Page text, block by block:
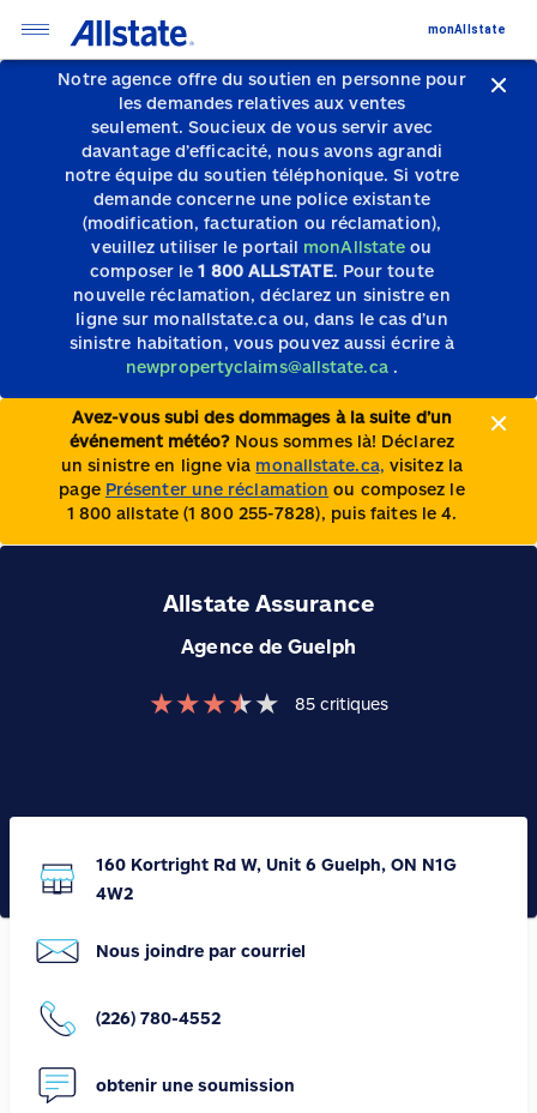
Notre agence offre du soutien en personne pour
les demandes relatives aux ventes
seulement.Soucieux de vous servir avec
davantage d’efficacité, nous avons agrandi
notre équipe du soutien téléphonique.Si votre
demande concerne une police existante
(modification, facturation ou réclamation),
veuillez utiliser le portail monAllstate ou
composer le1 800 ALLSTATE. Pour toute
nouvelle réclamation, déclarez un sinistre en
ligne sur monallstate.ca ou, dans le cas d’un
sinistre habitation, vous pouvez aussi écrire à
newpropertyclaims@allstate.ca .
Avez-vous subi des dommages à la suite d’un
événement météo? Nous sommes là! Déclarez
un sinistre en ligne via monallstate.ca, visitez la
page Présenter une réclamation ou composez le
1 800 allstate (1 800 255-7828), puis faites le 4.
monAllstate
Allstate Assurance
Agence de Guelph
★★★★★ 85 critiques
160 Kortright Rd W, Unit 6 Guelph, ON N1G
4W2
Nous joindre par courriel
(226) 780-4552
obtenir une soumission